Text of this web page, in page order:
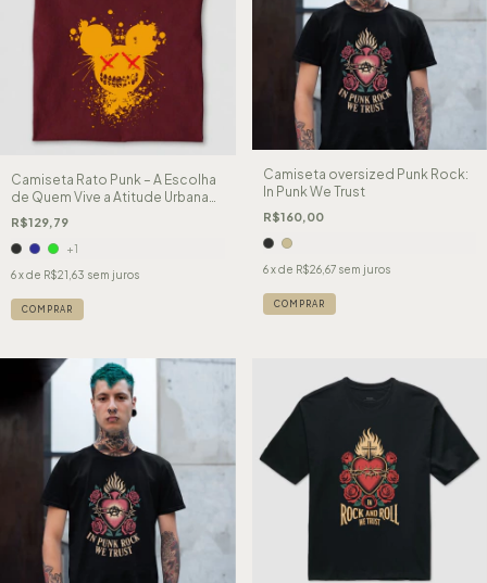
Camiseta Rato Punk – A Escolha
de Quem Vive a Atitude Urbana
Street
R$129,79
+1
6x de R$21,63 sem juros
COMPRAR
Camiseta oversized Punk Rock:
In Punk We Trust
R$160,00
6 x de R$26,67 sem juros
COMPRAR